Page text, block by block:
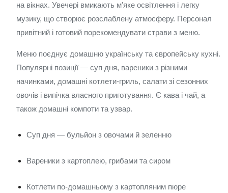
на вікнах. Увечері вмикають м'яке освітлення і легку
музику, що створює розслаблену атмосферу. Персонал
привітний і готовий порекомендувати страви з меню.
Меню поєднує домашню українську та європейську кухні.
Популярні позиції — суп дня, вареники з різними
начинками, домашні котлети-гриль, салати зі сезонних
овочів і випічка власного приготування. Є кава і чай, а
також домашні компоти та узвар.
Суп дня — бульйон з овочами й зеленню
Вареники з картоплею, грибами та сиром
Котлети по-домашньому з картопляним пюре